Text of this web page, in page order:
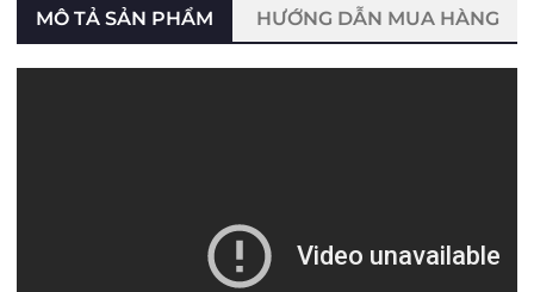
MÔ TẢ SẢN PHẨM HƯỚNG DẪN MUA HÀNG